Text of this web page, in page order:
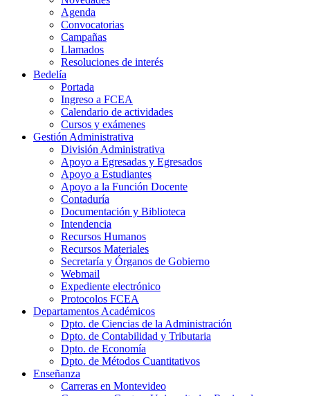
Agenda
Convocatorias
Campañas
Llamados
Resoluciones de interés
Bedelía
Portada
Ingreso a FCEA
Calendario de actividades
Cursos y exámenes
Gestión Administrativa
División Administrativa
Apoyo a Egresadas y Egresados
Apoyo a Estudiantes
Apoyo a la Función Docente
Contaduría
Documentación y Biblioteca
Intendencia
Recursos Humanos
Recursos Materiales
Secretaría y Órganos de Gobierno
Webmail
Expediente electrónico
Protocolos FCEA
Departamentos Académicos
Dpto. de Ciencias de la Administración
Dpto. de Contabilidad y Tributaria
Dpto. de Economía
Dpto. de Métodos Cuantitativos
Enseñanza
Carreras en Montevideo